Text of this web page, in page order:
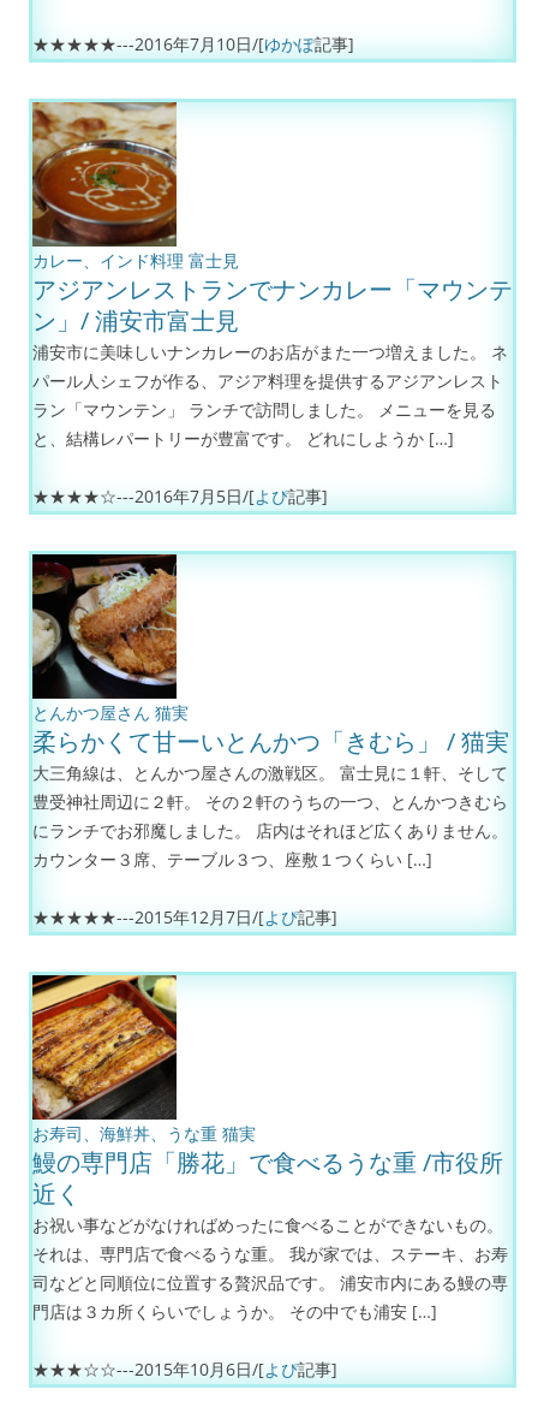
★★★★★---2016年7月10日/[ゆかぽ記事]
カレー、インド料理 富士見
アジアンレストランでナンカレー「マウンテ
ン」/ 浦安市富士見
浦安市に美味しいナンカレーのお店がまた一つ増えました。 ネ
パール人シェフが作る、アジア料理を提供するアジアンレスト
ラン「マウンテン」 ランチで訪問しました。 メニューを見る
と、結構レパートリーが豊富です。 どれにしようか […]
★★★★☆---2016年7月5日/[よぴ記事]
とんかつ屋さん 猫実
柔らかくて甘ーいとんかつ「きむら」 / 猫実
大三角線は、とんかつ屋さんの激戦区。 富士見に１軒、そして
豊受神社周辺に２軒。 その２軒のうちの一つ、とんかつきむら
にランチでお邪魔しました。 店内はそれほど広くありません。
カウンター３席、テーブル３つ、座敷１つくらい […]
★★★★★---2015年12月7日/[よぴ記事]
お寿司、海鮮丼、うな重 猫実
鰻の専門店「勝花」で食べるうな重 /市役所
近く
お祝い事などがなければめったに食べることができないもの。
それは、専門店で食べるうな重。 我が家では、ステーキ、お寿
司などと同順位に位置する贅沢品です。 浦安市内にある鰻の専
門店は３カ所くらいでしょうか。 その中でも浦安 […]
★★★☆☆---2015年10月6日/[よぴ記事]